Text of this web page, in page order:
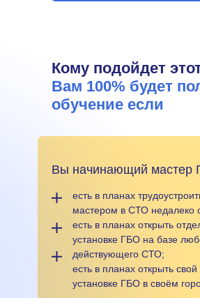
Кому подойдет
Вам 100% будет
обучение если
Вы начинающий мастер
есть в планах
мастером в СТО недалеко
есть в планах открыть
установке ГБО на базе
действующего СТО;
есть в планах открыть
установке ГБО в своём